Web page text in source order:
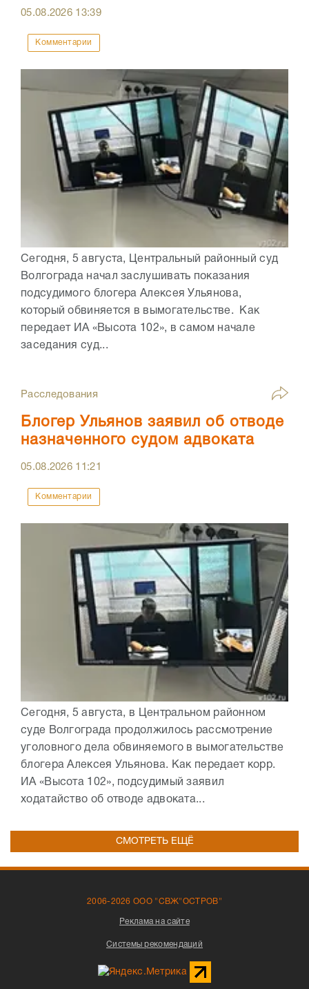
05.08.2026 13:39
Комментарии
Сегодня, 5 августа, Центральный районный суд
Волгограда начал заслушивать показания
подсудимого блогера Алексея Ульянова,
который обвиняется в вымогательстве. Как
передает ИА «Высота 102», в самом начале
заседания суд...
Расследования
Блогер Ульянов заявил об отводе
назначенного судом адвоката
05.08.2026 11:21
Комментарии
Сегодня, 5 августа, в Центральном районном
суде Волгограда продолжилось рассмотрение
уголовного дела обвиняемого в вымогательстве
блогера Алексея Ульянова. Как передает корр.
ИА «Высота 102», подсудимый заявил
ходатайство об отводе адвоката...
СМОТРЕТЬ ЕЩЁ
2006-2026 ООО "СВЖ"ОСТРОВ"
Реклама на сайте
Системы рекомендаций